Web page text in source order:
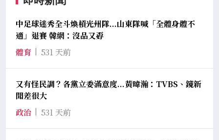
中足球迷秀全斗煥槓光州隊...山東隊喊「全體身體不
適」退賽 韓網：沒品又孬
體育
531 天前
又有怪民調？各黨立委滿意度...黃暐瀚：TVBS、鏡新
聞差很大
政治
531 天前